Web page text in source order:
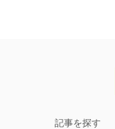
記事を探す